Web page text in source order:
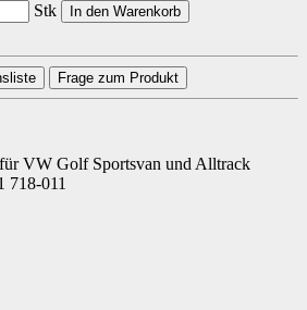
Stk In den Warenkorb
Frage zum Produkt
VW Golf Sportsvan und Alltrack
718-011